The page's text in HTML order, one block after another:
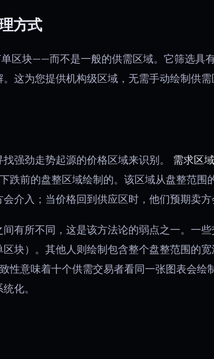
方式
区块——而不是一般的供需区域。它筛选具
这为您提供机构级区域，无需手动绘制供需
强劲走势起源的价格区域来识别。 需求区域
跌前的盘整区域绘制的。该区域从盘整范围
介入；当价格回到供应区时，他们预期卖方
有所不同，这是该方法论的弱点之一。一
块）。其他人则绘制包含整个盘整范围的
性意味着十个供需交易者看同一张图表会绘
化。